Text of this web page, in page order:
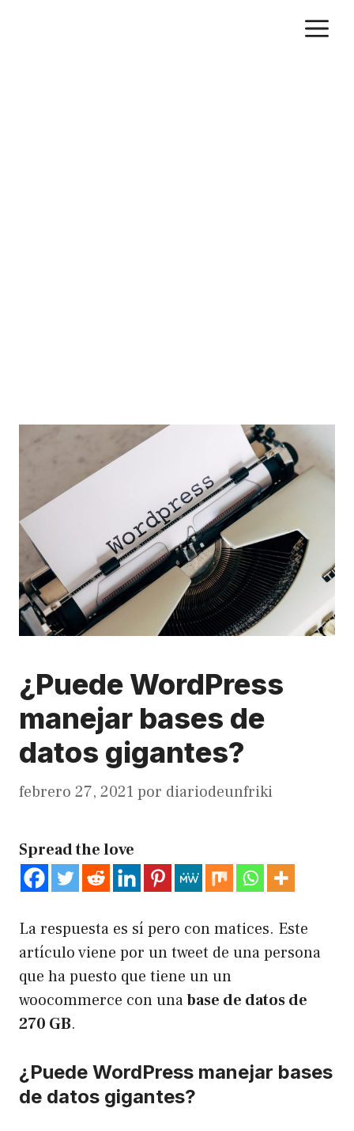
¿Puede WordPress
manejar bases de
datos gigantes?
febrero 27, 2021 por diariodeunfriki
Spread the love
La respuesta es sí pero con matices. Este
artículo viene por un tweet de una persona
que ha puesto que tiene un un
woocommerce con unabase de datos de
270 GB.
¿Puede WordPress manejar bases
de datos gigantes?